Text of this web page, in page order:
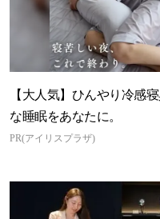
【大人気】ひんやり冷感
な睡眠をあなたに。
PR(アイリスプラザ)